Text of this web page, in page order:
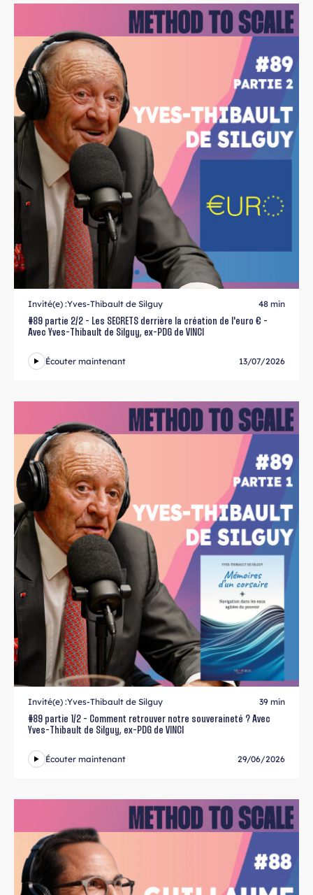
Invité(e) :Yves-Thibault de Silguy
48 min
#89 partie 2/2 - Les SECRETS derrière la création de l'euro € -
Avec Yves-Thibault de Silguy, ex-PDG de VINCI
Écouter maintenant 13/07/2026
Invité(e) :Yves-Thibault de Silguy
39 min
#89 partie 1/2 - Comment retrouver notre souveraineté ? Avec
Yves-Thibault de Silguy, ex-PDG de VINCI
Écouter maintenant 29/06/2026